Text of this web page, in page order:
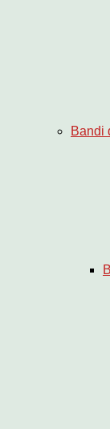
Bandi